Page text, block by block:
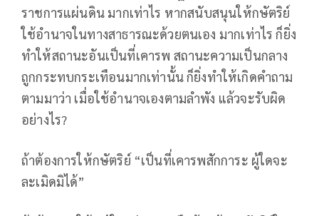
ราชการแผ่นดิน มากเท่าไร หากสนับสนุนให้กษัตริย์
ใช้อำนาจในทางสาธารณะด้วยตนเอง มากเท่าไร ก็ยิ่ง
ทำให้สถานะอันเป็นที่เคารพ สถานะความเป็นกลาง
ถูกกระทบกระเทือนมากเท่านั้น ก็ยิ่งทำให้เกิดคำถาม
ตามมาว่า เมื่อใช้อำนาจเองตามลำพัง แล้วจะรับผิด
อย่างไร?
ถ้าต้องการให้กษัตริย์ “เป็นที่เคารพสักการะ ผู้ใดจะ
ละเมิดมิได้”